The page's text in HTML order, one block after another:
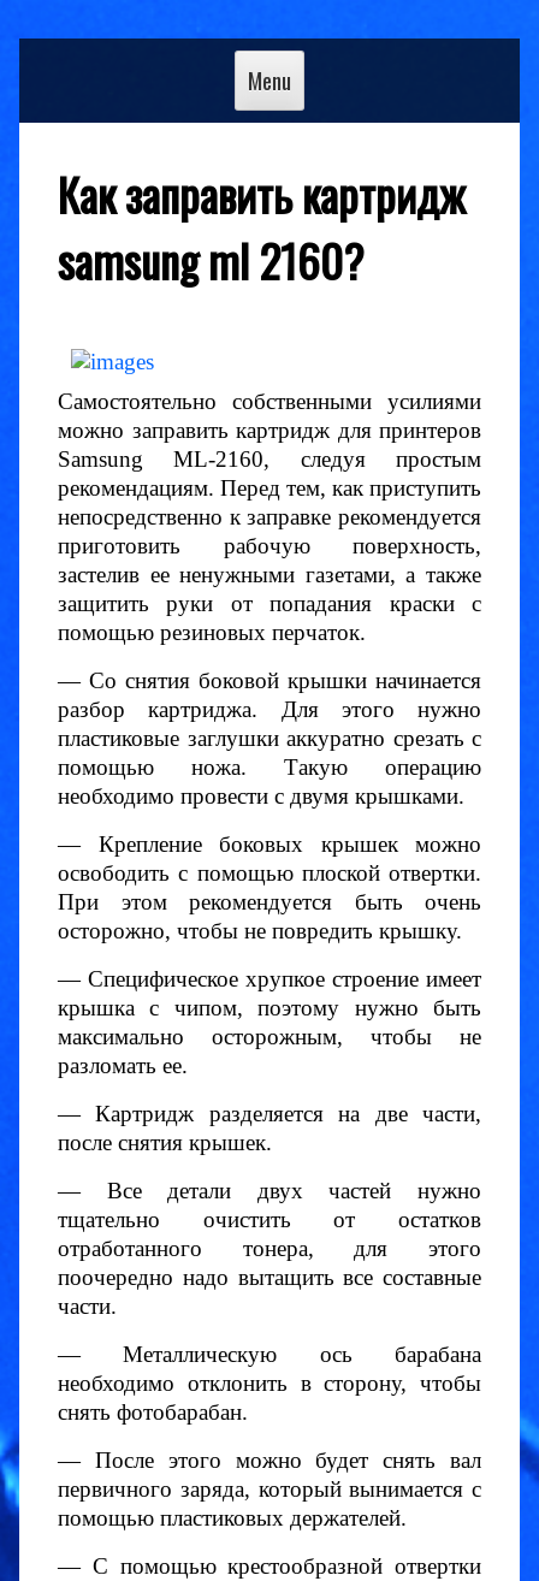
Skip
Menu
Как заправить картридж
samsung ml 2160?
Самостоятельно собственными усилиями
можно заправить картридж для принтеров
Samsung ML-2160, следуя простым
рекомендациям. Перед тем, как приступить
непосредственно к заправке рекомендуется
приготовить рабочую поверхность,
застелив ее ненужными газетами, а также
защитить руки от попадания краски с
помощью резиновых перчаток.
— Со снятия боковой крышки начинается
разбор картриджа. Для этого нужно
пластиковые заглушки аккуратно срезать с
помощью ножа. Такую операцию
необходимо провести с двумя крышками.
— Крепление боковых крышек можно
освободить с помощью плоской отвертки.
При этом рекомендуется быть очень
осторожно, чтобы не повредить крышку.
— Специфическое хрупкое строение имеет
крышка с чипом, поэтому нужно быть
максимально осторожным, чтобы не
разломать ее.
— Картридж разделяется на две части,
после снятия крышек.
— Все детали двух частей нужно
тщательно очистить от остатков
отработанного тонера, для этого
поочередно надо вытащить все составные
части.
— Металлическую ось барабана
необходимо отклонить в сторону, чтобы
снять фотобарабан.
— После этого можно будет снять вал
первичного заряда, который вынимается с
помощью пластиковых держателей.
— С помощью крестообразной отвертки